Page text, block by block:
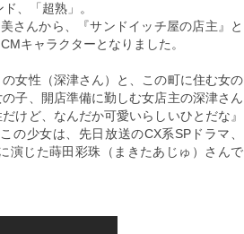
、「超熟」。
さんから、『サンドイッチ屋の店主』と
キャラクターとなりました。
女性（深津さん）と、この町に住む女の
子、開店準備に勤しむ女店主の深津さん
けど、なんだか可愛いらしいひとだな』
少女は、先日放送のCX系SPドラマ、
演じた蒔田彩珠（まきたあじゅ）さんで